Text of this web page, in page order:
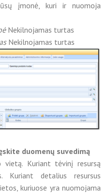
įmonė, kuri ir nuomoja
Nekilnojamas turtas
Nekilnojamas turtas
duomenų suvedimą
Kuriant tėvinį resursą
Kuriant detalius resursus
kuriuose yra nuomojama